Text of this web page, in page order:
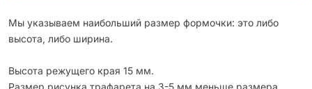
Мы указываем наибольший размер формочки: это либо
высота, либо ширина.
Высота режущего края 15 мм.
Размер рисунка трафарета на 3-5 мм меньше размера